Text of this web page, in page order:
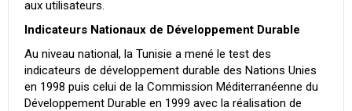
aux utilisateurs.
Indicateurs Nationaux de Développement Durable
Au niveau national, la Tunisie a mené le test des
indicateurs de développement durable des Nations Unies
en 1998 puis celui de la Commission Méditerranéenne du
Développement Durable en 1999 avec la réalisation de